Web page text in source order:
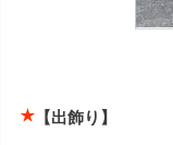
【出飾り】